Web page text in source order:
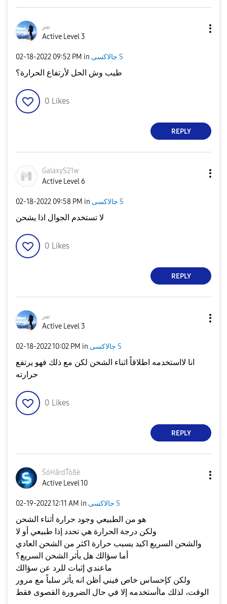
بير
Active Level 3
‎02-18-2022 09:52 PM in جالاكسى S
طيب وش الحل لأرتفاع الحرارة؟
0 Likes
REPLY
GalaxyS21w
Active Level 6
‎02-18-2022 09:58 PM in جالاكسى S
لا تستخدم الجوال اذا يشحن
0 Likes
REPLY
بير
Active Level 3
‎02-18-202210:02 PM in جالاكسى S
انا لااستخدمه اطلاقاً اثناء الشحن لكن مع ذلك فهو يرتفع
حرارته
0 Likes
REPLY
ŚóHãrdŤòßè
Active Level 10
‎02-19-202212:11 AM in جالاكسى S
هو من الطبيعي وجود حرارة أثناء الشحن
ولكن درجة الحرارة هي تحدد إذا طبيعي أو لا
والشحن السريع اكيد يسبب حرارة اكثر من الشحن العادي
أما سؤالك هل يأثر الشحن السريع؟
ماعندي إثبات للرد عن سؤالك
ولكن كإحساس خاص فيني أظن انه يأثر سلباً مع مرور
الوقت، لذلك ماأستخدمه إلا في حال الضرورة القصوى فقط